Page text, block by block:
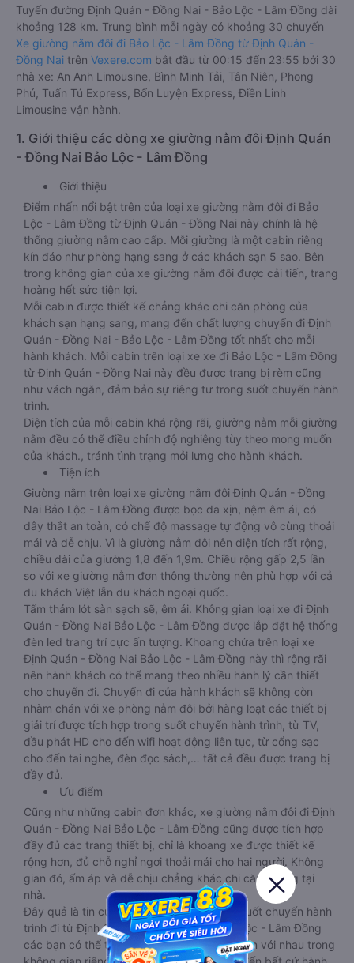
Tuyến đường Định Quán - Đồng Nai - Bảo Lộc - Lâm Đồng dài
khoảng 128 km. Trung bình mỗi ngày có khoảng 30 chuyến
Xe giường nằm đôi đi Bảo Lộc - Lâm Đồng từ Định Quán -
Đồng Nai trên Vexere.com bắt đầu từ 00:15 đến 23:55 bởi 30
nhà xe: An Anh Limousine, Bình Minh Tải, Tân Niên, Phong
Phú, Tuấn Tú Express, Bốn Luyện Express, Điền Linh
Limousine vận hành.
1. Giới thiệu các dòng xe giường nằm đôi Định Quán
- Đồng Nai Bảo Lộc - Lâm Đồng
Giới thiệu
Điểm nhấn nổi bật trên của loại xe giường nằm đôi đi Bảo
Lộc - Lâm Đồng từ Định Quán - Đồng Nai này chính là hệ
thống giường nằm cao cấp. Mỗi giường là một cabin riêng
kín đáo như phòng hạng sang ở các khách sạn 5 sao. Bên
trong không gian của xe giường nằm đôi được cải tiến, trang
hoàng hết sức tiện lợi.
Mỗi cabin được thiết kế chẳng khác chi căn phòng của
khách sạn hạng sang, mang đến chất lượng chuyến đi Định
Quán - Đồng Nai - Bảo Lộc - Lâm Đồng tốt nhất cho mỗi
hành khách. Mỗi cabin trên loại xe xe đi Bảo Lộc - Lâm Đồng
từ Định Quán - Đồng Nai này đều được trang bị rèm cũng
như vách ngăn, đảm bảo sự riêng tư trong suốt chuyến hành
trình.
Diện tích của mỗi cabin khá rộng rãi, giường nằm mỗi giường
nằm đều có thể điều chỉnh độ nghiêng tùy theo mong muốn
của khách., tránh tình trạng mỏi lưng cho hành khách.
Tiện ích
Giường nằm trên loại xe giường nằm đôi Định Quán - Đồng
Nai Bảo Lộc - Lâm Đồng được bọc da xịn, nệm êm ái, có
dây thắt an toàn, có chế độ massage tự động vô cùng thoải
mái và dễ chịu. Vì là giường nằm đôi nên diện tích rất rộng,
chiều dài của giường 1,8 đến 1,9m. Chiều rộng gấp 2,5 lần
so với xe giường nằm đơn thông thường nên phù hợp với cả
du khách Việt lẫn du khách ngoại quốc.
Tấm thảm lót sàn sạch sẽ, êm ái. Không gian loại xe đi Định
Quán - Đồng Nai Bảo Lộc - Lâm Đồng được lắp đặt hệ thống
đèn led trang trí cực ấn tượng. Khoang chứa trên loại xe
Định Quán - Đồng Nai Bảo Lộc - Lâm Đồng này thì rộng rãi
nên hành khách có thể mang theo nhiều hành lý cần thiết
cho chuyến đi. Chuyến đi của hành khách sẽ không còn
nhàm chán với xe phòng nằm đôi bởi hàng loạt các thiết bị
giải trí được tích hợp trong suốt chuyến hành trình, từ TV,
đầu phát HD cho đến wifi hoạt động liên tục, từ cổng sạc
cho đến tai nghe, đèn đọc sách,… tất cả đều được trang bị
đầy đủ.
Ưu điểm
Cũng như những cabin đơn khác, xe giường nằm đôi đi Định
Quán - Đồng Nai Bảo Lộc - Lâm Đồng cũng được tích hợp
đầy đủ các trang thiết bị, chỉ là khoang xe được thiết kế
rộng hơn, đủ chỗ nghỉ ngơi thoải mái cho hai người. Không
gian đó, ấm áp và dễ chịu chẳng khác chi căn phòng tại
nhà.
Đây quả là tin cực vui với các cặp đôi bởi suốt chuyến hành
trình đi từ Định Quán - Đồng Nai đến Bảo Lộc - Lâm Đồng
các bạn có thể thoải mái tâm tình, trò chuyện với nhau trong